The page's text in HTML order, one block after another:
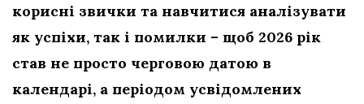
корисні звички та навчитися аналізувати
як успіхи, так і помилки – щоб 2026 рік
став не просто черговою датою в
календарі, а періодом усвідомлених